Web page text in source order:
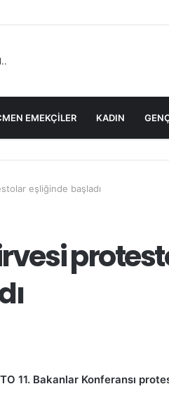
EMEKÇİLER KADIN
eşliğinde başladı
11. Bakanlar Konferansı